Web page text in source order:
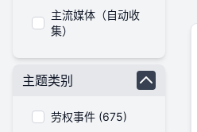
主流媒体（自动收
集）
主题类别
劳权事件 (675)